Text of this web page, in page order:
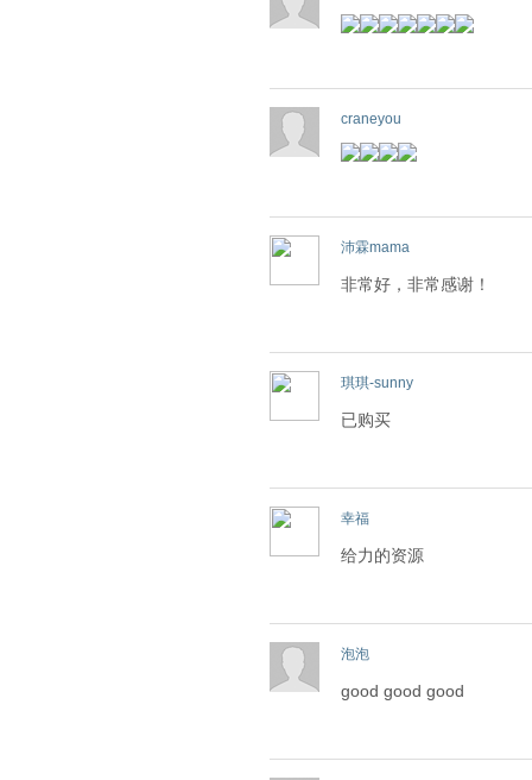
craneyou
沛霖mama
非常好，非常感谢！
琪琪-sunny
已购买
幸福
给力的资源
泡泡
good good good